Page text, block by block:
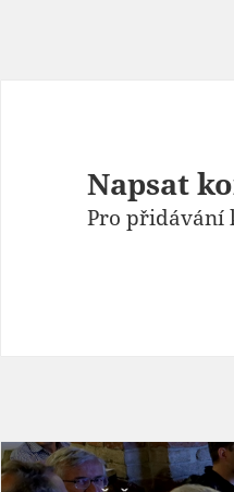
Napsat
Pro přidávání
Navigace